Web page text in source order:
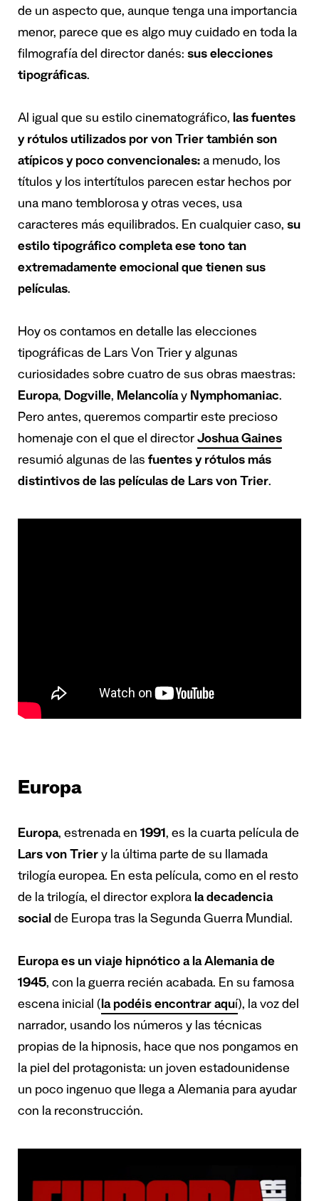
de un aspecto que, aunque tenga una importancia
menor, parece que es algo muy cuidado en toda la
filmografía del director danés: sus elecciones
tipográficas.
Al igual que su estilo cinematográfico, las fuentes
y rótulos utilizados por von Trier también son
atípicos y poco convencionales: a menudo, los
títulos y los intertítulos parecen estar hechos por
una mano temblorosa y otras veces, usa
caracteres más equilibrados. En cualquier caso, su
estilo tipográfico completa ese tono tan
extremadamente emocional que tienen sus
películas.
Hoy os contamos en detalle las elecciones
tipográficas de Lars Von Trier y algunas
curiosidades sobre cuatro de sus obras maestras:
Europa, Dogville, Melancolíay Nymphomaniac.
Pero antes, queremos compartir este precioso
homenaje con el que el director Joshua Gaines
resumió algunas de las fuentes y rótulos más
distintivos de las películas de Lars von Trier.
Europa
Europa, estrenada en 1991, es la cuarta película de
Lars von Trier y la última parte de su llamada
trilogía europea. En esta película, como en el resto
de la trilogía, el director explora la decadencia
social de Europa tras la Segunda Guerra Mundial.
Europa es un viaje hipnótico a la Alemania de
1945, con la guerra recién acabada. En su famosa
escena inicial (la podéis encontrar aquí), la voz del
narrador, usando los números y las técnicas
propias de la hipnosis, hace que nos pongamos en
la piel del protagonista: un joven estadounidense
un poco ingenuo que llega a Alemania para ayudar
con la reconstrucción.